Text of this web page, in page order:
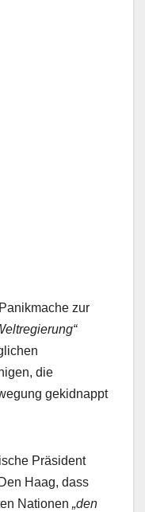
zur
die
gekidnappt
Präsident
Haag, dass
Nationen „den